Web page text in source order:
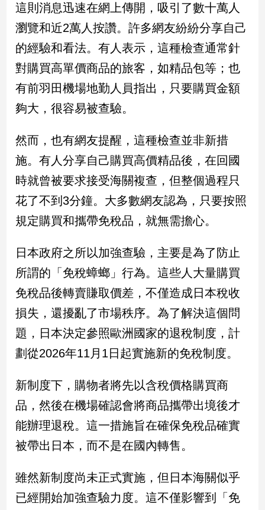
兩
岸/
國
際
會/
地
方
新
冠
病
專
區
台
灣
觀
南
台
灣
點
娛
樂
樂
聞
這則消息迅速在網上傳開，吸引了數十萬人
瀏覽和近2萬人按讚。許多網友紛紛分享自己
的經驗和看法。有人表示，這種檢查通常針
對購買高單價商品的旅客，如精品包等；也
有前羽田機場地勤人員指出，只要購買金額
夠大，很容易被查驗。
然而，也有網友提醒，這種檢查並非新措
施。有人分享自己購買高價精品後，在回國
時就曾被要求接受海關複查，但整個過程只
花了不到3分鐘。大多數網友認為，只要按照
規定購買和攜帶免稅品，就無需擔心。
日本政府之所以加強查驗，主要是為了防止
所謂的「免稅蟑螂」行為。這些人大量購買
免稅品後轉賣賺取價差，不僅造成日本稅收
損失，還擾亂了市場秩序。為了解決這個問
題，日本決定參照歐洲國家的退稅制度，計
劃從2026年11月1日起實施新的免稅制度。
新制度下，購物者將先以含稅價格購買商
品，然後在機場確認會將商品攜帶出境後才
能辦理退稅。這一措施旨在確保免稅品確實
被帶出日本，而不是在國內轉售。
雖然新制度尚未正式實施，但日本海關似乎
已經開始加強查驗力度。這不僅影響到「免